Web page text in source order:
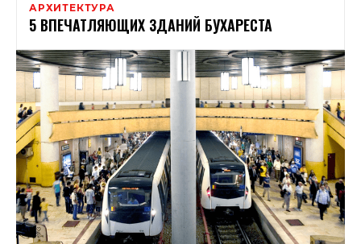
АРХИТЕКТУРА
5 ВПЕЧАТЛЯЮЩИХ ЗДАНИЙ БУХАРЕСТА